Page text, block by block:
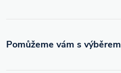
Pomůžeme vám s výběrem